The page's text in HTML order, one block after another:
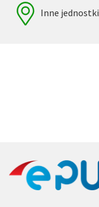
Inne jednostki